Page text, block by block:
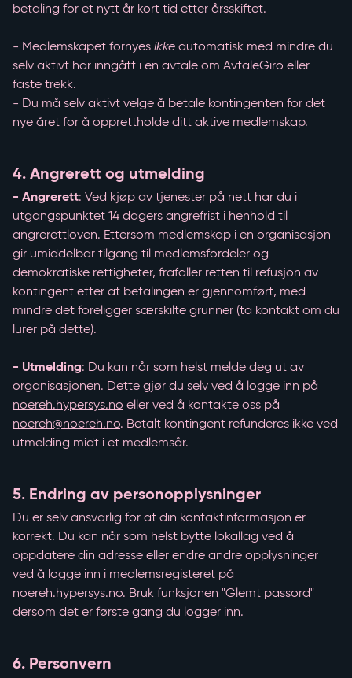
betaling for et nytt år kort tid etter årsskiftet.
- Medlemskapet fornyes ikke automatisk med mindre du
selv aktivt har inngått i en avtale om AvtaleGiro eller
faste trekk.
- Du må selv aktivt velge å betale kontingenten for det
nye året for å opprettholde ditt aktive medlemskap.
4. Angrerett og utmelding
- Angrerett: Ved kjøp av tjenester på nett har du i
utgangspunktet 14 dagers angrefrist i henhold til
angrerettloven. Ettersom medlemskap i en organisasjon
gir umiddelbar tilgang til medlemsfordeler og
demokratiske rettigheter, frafaller retten til refusjon av
kontingent etter at betalingen er gjennomført, med
mindre det foreligger særskilte grunner (ta kontakt om du
lurer på dette).
- Utmelding: Du kan når som helst melde deg ut av
organisasjonen. Dette gjør du selv ved å logge inn på
noereh.hypersys.no eller ved å kontakte oss på
noereh@noereh.no. Betalt kontingent refunderes ikke ved
utmelding midt i et medlemsår.
5. Endring av personopplysninger
Du er selv ansvarlig for at din kontaktinformasjon er
korrekt. Du kan når som helst bytte lokallag ved å
oppdatere din adresse eller endre andre opplysninger
ved å logge inn i medlemsregisteret på
noereh.hypersys.no. Bruk funksjonen "Glemt passord"
dersom det er første gang du logger inn.
6. Personvern